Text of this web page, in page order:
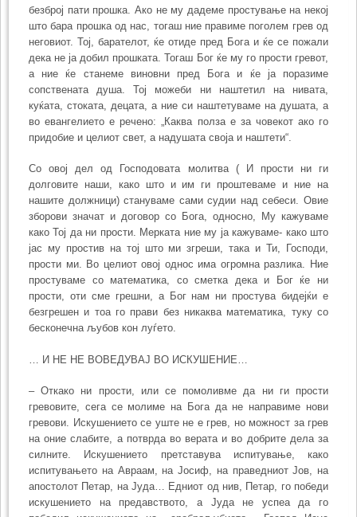
безброј пати прошка. Ако не му дадеме простување на некој
што бара прошка од нас, тогаш ние правиме поголем грев од
неговиот. Тој, барателот, ќе отиде пред Бога и ќе се пожали
дека не ја добил прошката. Тогаш Бог ќе му го прости гревот,
а ние ќе станеме виновни пред Бога и ќе ја поразиме
сопствената душа. Тој можеби ни наштетил на нивата,
куќата, стоката, децата, а ние си наштетуваме на душата, а
во евангелието е речено: „Каква полза е за човекот ако го
придобие и целиот свет, а надушата своја и наштети“.
Со овој дел од Господовата молитва ( И прости ни ги
долговите наши, како што и им ги проштеваме и ние на
нашите должници) стануваме сами судии над себеси. Овие
зборови значат и договор со Бога, односно, Му кажуваме
како Тој да ни прости. Мерката ние му ја кажуваме- како што
јас му простив на тој што ми згреши, така и Ти, Господи,
прости ми. Во целиот овој однос има огромна разлика. Ние
простуваме со математика, со сметка дека и Бог ќе ни
прости, оти сме грешни, а Бог нам ни простува бидејќи е
безгрешен и тоа го прави без никаква математика, туку со
бесконечна љубов кон луѓето.
… И НЕ НЕ ВОВЕДУВАЈ ВО ИСКУШЕНИЕ…
– Откако ни прости, или се помоливме да ни ги прости
гревовите, сега се молиме на Бога да не направиме нови
гревови. Искушението се уште не е грев, но можност за грев
на оние слабите, а потврда во верата и во добрите дела за
силните. Искушението претставува испитување, како
испитувањето на Авраам, на Јосиф, на праведниот Јов, на
апостолот Петар, на Јуда… Едниот од нив, Петар, го победи
искушението на предавството, а Јуда не успеа да го